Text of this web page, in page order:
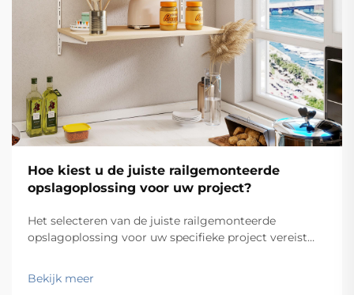
Hoe kiest u de juiste railgemonteerde
opslagoplossing voor uw project?
Het selecteren van de juiste railgemonteerde
opslagoplossing voor uw specifieke project vereist
operationele factoren die direct van invloed zijn op
zowel de functionaliteit als de langetermijnprestaties.
Bekijk meer